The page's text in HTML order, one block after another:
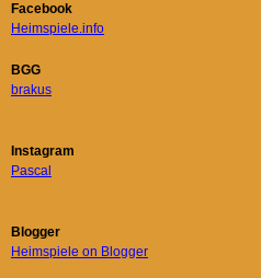
Facebook
Heimspiele.info
BGG
brakus
Instagram
Pascal
Blogger
Heimspiele on Blogger